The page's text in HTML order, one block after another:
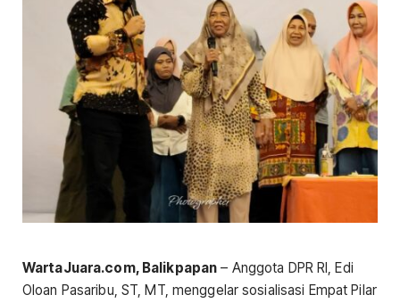
WartaJuara.com, Balikpapan – Anggota DPR RI, Edi
Oloan Pasaribu, ST, MT, menggelar sosialisasi Empat Pilar